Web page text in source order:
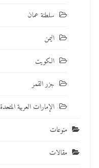
سلطنة عمان
اليمن
الكويت
جزر القمر
الإمارات العربية المتحدة
منوعات
مقالات